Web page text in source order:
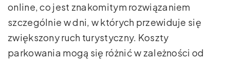
online, co jest znakomitym rozwiązaniem
szczególnie w dni, w których przewiduje się
zwiększony ruch turystyczny. Koszty
parkowania mogą się różnić w zależności od